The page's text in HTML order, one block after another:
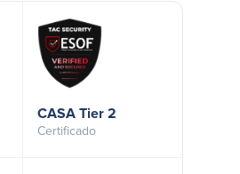
CASA Tier 2
Certificado